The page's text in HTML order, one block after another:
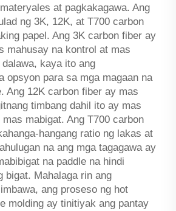
at pagkakagawa. Ang
ng 3K, 12K, at T700 carbon
papel. Ang 3K carbon fiber ay
mahusay na kontrol at mas
kaya ito ang
opsyon para sa mga magaan na
Ang 12K carbon fiber ay mas
timbang dahil ito ay mas
mabigat. Ang T700 carbon
hangang ratio ng lakas at
na ang mga tagagawa ay
na paddle na hindi
bigat. Mahalaga rin ang
ang proseso ng hot
molding ay tinitiyak ang pantay